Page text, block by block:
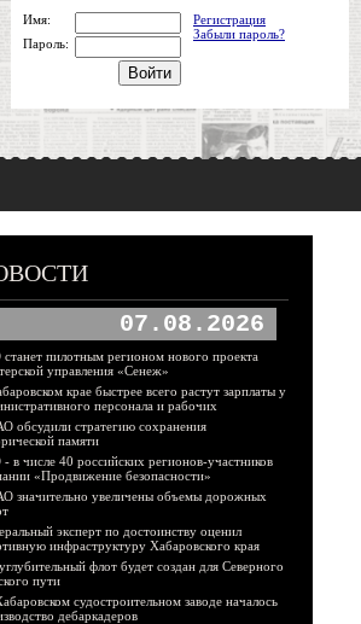
Имя:
Регистрация
Забыли пароль?
Пароль:
07.08.2026
пилотным регионом нового проекта
управления «Сенеж»
крае быстрее всего растут зарплаты у
персонала и рабочих
обсудили стратегию сохранения
памяти
в числе 40 российских регионов-участников
«Продвижение безопасности»
значительно увеличены объемы дорожных
эксперт по достоинству оценил
инфраструктуру Хабаровского края
флот будет создан для Северного
пути
судостроительном заводе началось
дебаркадеров